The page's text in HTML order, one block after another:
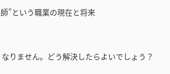
”という職業の現在と将来
りません。どう解決したらよいでしょう？